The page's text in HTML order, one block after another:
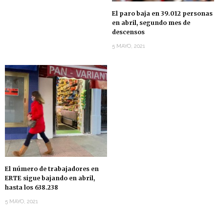
El paro baja en 39.012 personas
en abril, segundo mes de
descensos
5 MAYO, 2021
El número de trabajadores en
ERTE sigue bajando en abril,
hasta los 638.238
5 MAYO, 2021